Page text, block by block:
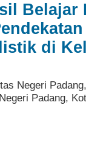
Belajar
di
Negeri
Padang,